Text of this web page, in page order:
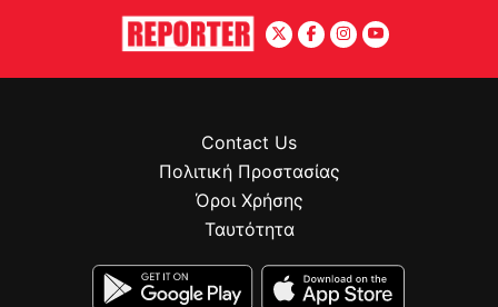
Contact Us
Πολιτική Προστασίας
Όροι Χρήσης
Ταυτότητα